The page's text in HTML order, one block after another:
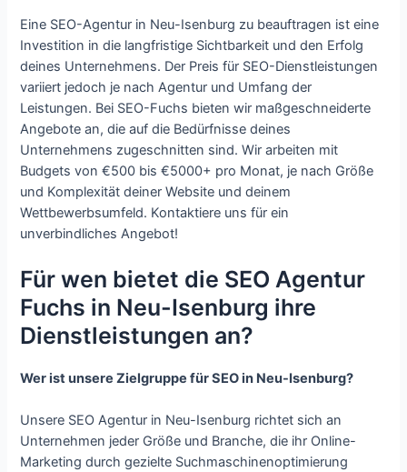
Eine SEO-Agentur in Neu-Isenburg zu beauftragen ist eine
Investition in die langfristige Sichtbarkeit und den Erfolg
deines Unternehmens. Der Preis für SEO-Dienstleistungen
variiert jedoch je nach Agentur und Umfang der
Leistungen. Bei SEO-Fuchs bieten wir maßgeschneiderte
Angebote an, die auf die Bedürfnisse deines
Unternehmens zugeschnitten sind. Wir arbeiten mit
Budgets von €500 bis €5000+ pro Monat, je nach Größe
und Komplexität deiner Website und deinem
Wettbewerbsumfeld. Kontaktiere uns für ein
unverbindliches Angebot!
Für wen bietet die SEO Agentur
Fuchs in Neu-Isenburg ihre
Dienstleistungen an?
Wer ist unsere Zielgruppe für SEO in Neu-Isenburg?
Unsere SEO Agentur in Neu-Isenburg richtet sich an
Unternehmen jeder Größe und Branche, die ihr Online-
Marketing durch gezielte Suchmaschinenoptimierung